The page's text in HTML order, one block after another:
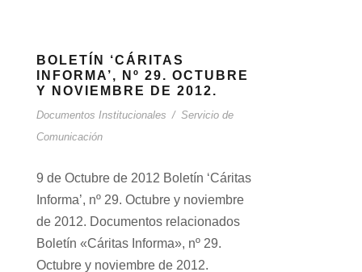
BOLETÍN ‘CÁRITAS
INFORMA’, Nº 29. OCTUBRE
Y NOVIEMBRE DE 2012.
Documentos Institucionales / Servicio de
Comunicación
9 de Octubre de 2012 Boletín ‘Cáritas
Informa’, nº 29. Octubre y noviembre
de 2012. Documentos relacionados
Boletín «Cáritas Informa», nº 29.
Octubre y noviembre de 2012.